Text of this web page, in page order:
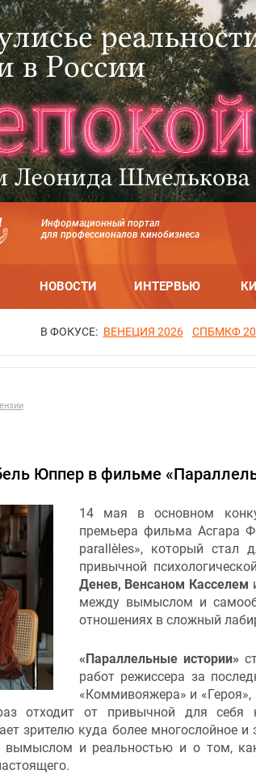
Информационный портал
для профессионалов кинобизнеса
НОВОСТИ ИНТЕРВЬЮ
В ФОКУСЕ: ВЕНЕЦИЯ 2026 СПБМКФ
Юппер в фильме
14 мая в основном
премьера фильма Асгара
parallèles», который стал
привычной
Денев, Венсаном Касселем
между вымыслом и
отношениях в сложный
«Параллельные истории»
работ режиссера за
«Коммивояжера» и
отходит от привычной для себя
зрителю куда более многослойное
и реальностью и о том, как